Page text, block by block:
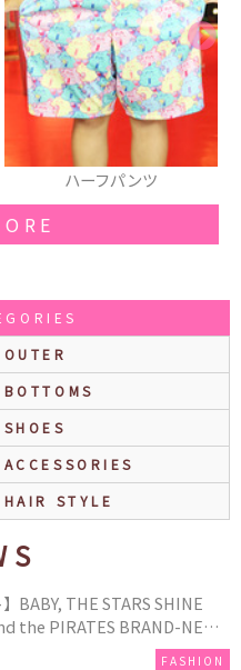
厚底スニーカー
OUTER
BOTTOMS
SHOES
ACCESSORIES
HAIR STYLE
BABY, THE STARS SHINE
the PIRATES BRAND-NEW
FASHION